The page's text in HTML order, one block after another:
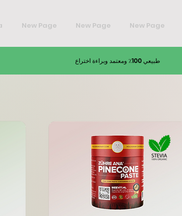
New Page New Page New Page
طبيعي 100٪ ومعتمد وبراءة اختراع